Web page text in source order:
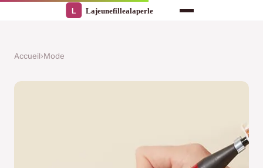
Accueil›Mode